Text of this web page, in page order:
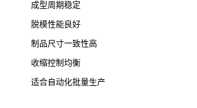
成型周期稳定
脱模性能良好
制品尺寸一致性高
收缩控制均衡
适合自动化批量生产